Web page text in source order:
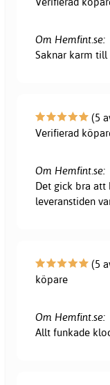
Om Hemfint.se:
Saknar karm
(5
Verifierad
Om Hemfint.se:
Det gick bra att
leveranstiden
(5
köpare
Om Hemfint.se:
Allt funkade